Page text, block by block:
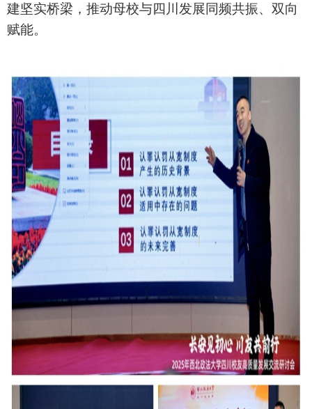
建坚实桥梁，推动母校与四川发展同频共振、双向
赋能。